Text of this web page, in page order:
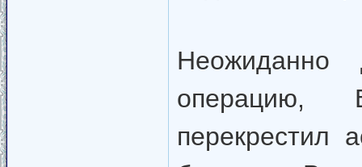
операцию,
перекрестил